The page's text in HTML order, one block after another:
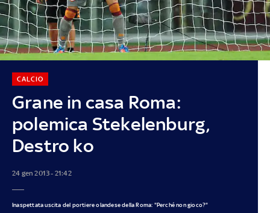
Grane in casa Roma:
polemica Stekelenburg,
Destro ko
CALCIO
24 gen 2013 - 21:42
Inaspettata uscita del portiere olandese della Roma: "Perché non gioco?"